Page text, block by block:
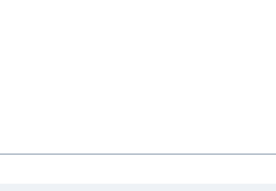
i policajka
u Sudovcu